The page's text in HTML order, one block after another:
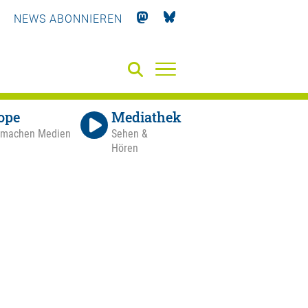
NEWS ABONNIEREN
Medien
Mediathek
Sehen &
Hören